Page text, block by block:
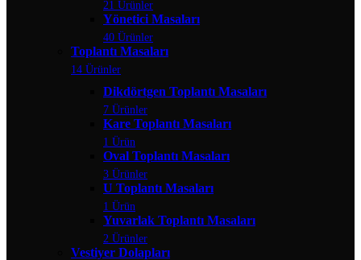
21 Ürünler
Yönetici Masaları
40 Ürünler
Toplantı Masaları
14 Ürünler
Dikdörtgen Toplantı Masaları
7 Ürünler
Kare Toplantı Masaları
1 Ürün
Oval Toplantı Masaları
3 Ürünler
U Toplantı Masaları
1 Ürün
Yuvarlak Toplantı Masaları
2 Ürünler
Vestiyer Dolapları